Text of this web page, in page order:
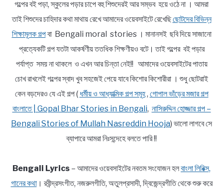
গল্পের বই পড়া, স্কুলের পড়ার চাপে বহু শিশুদেরই আর সম্ভব হয়ে ওঠে না । আমরা
তাই শিশুদের চাহিদার কথা মাথায় রেখে আমাদের ওয়েবসাইটে রেখেছিছোটদের বিভিন্ন
শিক্ষামূলক গল্পবা Bengali moral stories । মানানসই ছবি দিয়ে সাজানো
প্রত্যেকটি গল্প যতটা আকর্ষণীয় ততধিক শিক্ষণীয়ও বটে। তাই গল্পের বই পড়ার
পর্যাপ্ত সময় না থাকলে ও এখন আর চিন্তা নেই!! আমাদের ওয়েবসাইটের পাতায়
চোখ রাখলেই গল্পের স্বাদ খুব সহজেই পেয়ে যাবে কিশোর কিশোরীরা । শুধু ছোটরাই
কেন বড়দেরও যে এই গল্প ( ধর্মীয় ও আধ্যাত্মিক গল্প সমূহ, গোপাল ভাঁড়ের মজার গল্প
বাংলাতে | Gopal Bhar Stories in Bengali, নাসিরুদ্দিন হোজ্জার গল্প –
Bengali Stories of Mullah Nasreddin Hooja) ভালো লাগবে সে
ব্যাপারে আমরা নিঃসন্দেহে বলতে পারি !!
Bengali Lyrics – আমাদের ওয়েবসাইটের নবতম সংযোজন হলবাংলা লিরিক্স,
গানের কথা। রবীন্দ্রসংগীত, নজরুলগীতি, অতুলপ্রসাদী, দ্বিজেন্দ্রগীতি থেকে শুরু করে